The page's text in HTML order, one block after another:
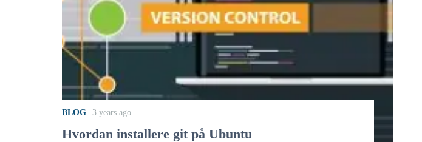
BLOG 3 years ago
Hvordan installere git på Ubuntu